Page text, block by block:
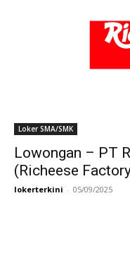
Loker SMA/SMK
Lowongan – PT
(Richeese
lokerterkini - 05/09/2025